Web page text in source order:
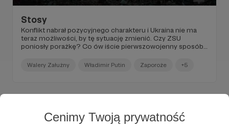
Cenimy Twoją prywatność
Stosy
Konflikt nabrał pozycyjnego charakteru i Ukraina nie ma
teraz możliwości, by tę sytuację zmienić. Czy ZSU
poniosły porażkę? Co ów iście pierwszowojenny sposób
Walery Załużny Władimir Putin Zaporoże +5